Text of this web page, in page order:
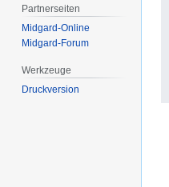
Partnerseiten
Midgard-Online
Midgard-Forum
Werkzeuge
Druckversion